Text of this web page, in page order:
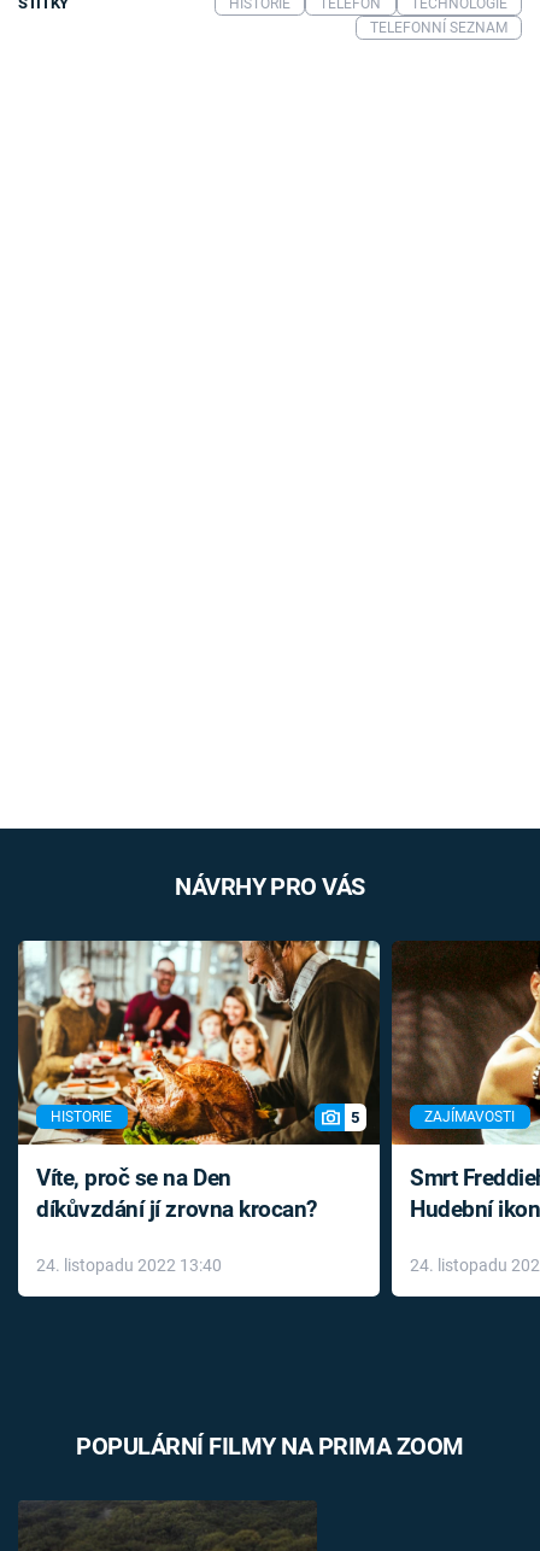
HISTORIE TELEFON
TECHNOLOGIE
TELEFONNÍ SEZNAM
NÁVRHY PRO VÁS
HISTORIE 5
Víte, proč se na Den
díkůvzdání jí zrovna krocan?
24. listopadu 2022 13:40
ZAJÍMAVOSTI
Smrt
Hudební
léky
24. listopadu
POPULÁRNÍ FILMY NA PRIMA ZOOM